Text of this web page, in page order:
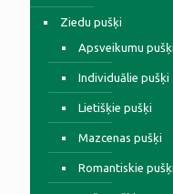
Ziedu pušķi
Apsveikumu pušķi
Individuālie pušķi
Lietišķie pušķi
Mazcenas pušķi
Romantiskie pušķi